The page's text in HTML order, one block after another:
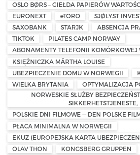
OSLO BØRS – GIEŁDA PAPIERÓW
EURONEXT
eTORO SJØLYST
SAXOBANK
STARJK
ABSENCJA
TIKTOK
PILATES CAMP NORWAY
ABONAMENTY TELEFONII KOMÓRKOWEJ
KSIĘŻNICZKA MÄRTHA LOUISE
UBEZPIECZENIE DOMU W NORWEGII
WIELKA BRYTANIA
OPTYMALIZACJA
NORWESKIE SŁUŻBY
SIKKERHETSTJENESTE,
POLSKIE DNI FILMOWE — DEN POLSKE
PŁACA MINIMALNA W NORWEGII
EKUZ (EUROPEJSKA KARTA
OLAV THON
KONGSBERG GRUPPEN